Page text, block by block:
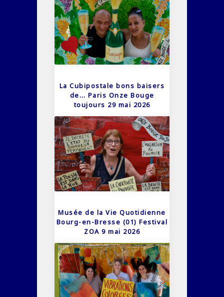
La Cubipostale bons baisers
de… Paris Onze Bouge
toujours 29 mai 2026
Musée de la Vie Quotidienne
Bourg-en-Bresse (01) Festival
ZOA 9 mai 2026